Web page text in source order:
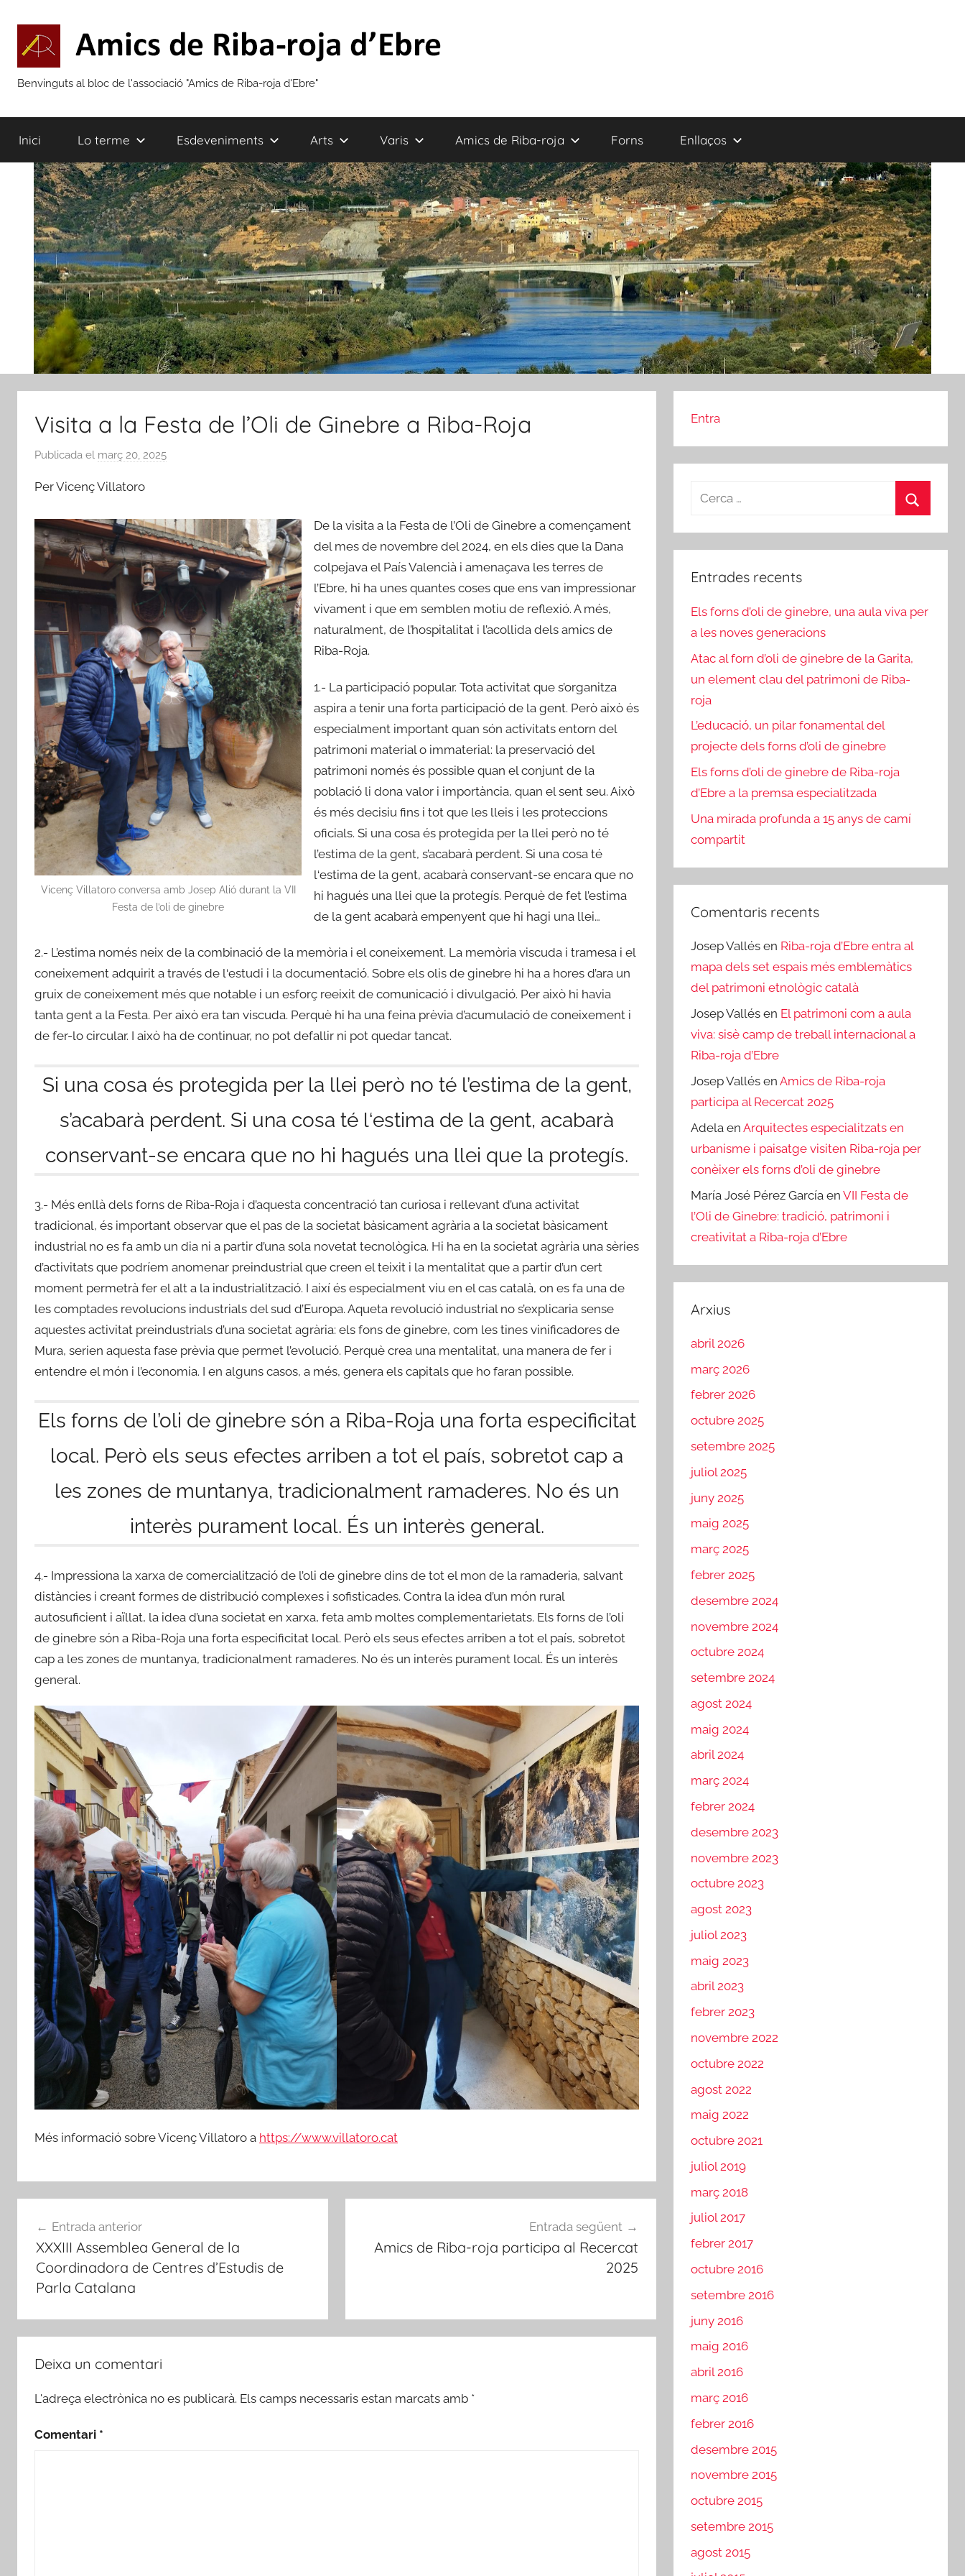
contingut
Amics
de
Riba-
roja
d'Ebre
Benvinguts al bloc de l'associació "Amics de Riba-roja d'Ebre"
Inici Lo terme Esdeveniments Arts Varis Amics de Riba-roja Forns Enllaços
Visita a la Festa de l’Oli de Ginebre a Riba-Roja
Publicada el març 20, 2025
m
i
c
s
e
R
i
b
a
o
a
d
'
b
r
e
Per Vicenç Villatoro
Vicenç Villatoro conversa amb Josep Alió durant la VII
Festa de l’oli de ginebre
De la visita a la Festa de l’Oli de Ginebre a començament
del mes de novembre del 2024, en els dies que la Dana
colpejava el País Valencià i amenaçava les terres de
l’Ebre, hi ha unes quantes coses que ens van impressionar
vivament i que em semblen motiu de reflexió. A més,
naturalment, de l’hospitalitat i l’acollida dels amics de
Riba-Roja.
1.- La participació popular. Tota activitat que s’organitza
aspira a tenir una forta participació de la gent. Però això és
especialment important quan són activitats entorn del
patrimoni material o immaterial: la preservació del
patrimoni només és possible quan el conjunt de la
població li dona valor i importància, quan el sent seu. Això
és més decisiu fins i tot que les lleis i les proteccions
oficials. Si una cosa és protegida per la llei però no té
l’estima de la gent, s’acabarà perdent. Si una cosa té
l‘estima de la gent, acabarà conservant-se encara que no
hi hagués una llei que la protegís. Perquè de fet l’estima
de la gent acabarà empenyent que hi hagi una llei…
2.- L’estima només neix de la combinació de la memòria i el coneixement. La memòria viscuda i tramesa i el
coneixement adquirit a través de l‘estudi i la documentació. Sobre els olis de ginebre hi ha a hores d’ara un
gruix de coneixement més que notable i un esforç reeixit de comunicació i divulgació. Per això hi havia
tanta gent a la Festa. Per això era tan viscuda. Perquè hi ha una feina prèvia d’acumulació de coneixement i
de fer-lo circular. I això ha de continuar, no pot defallir ni pot quedar tancat.
Si una cosa és protegida per la llei però no té l’estima de la gent,
s’acabarà perdent. Si una cosa té l‘estima de la gent, acabarà
conservant-se encara que no hi hagués una llei que la protegís.
3.- Més enllà dels forns de Riba-Roja i d’aquesta concentració tan curiosa i rellevant d’una activitat
tradicional, és important observar que el pas de la societat bàsicament agrària a la societat bàsicament
industrial no es fa amb un dia ni a partir d’una sola novetat tecnològica. Hi ha en la societat agrària una sèries
d’activitats que podríem anomenar preindustrial que creen el teixit i la mentalitat que a partir d’un cert
moment permetrà fer el alt a la industrialització. I així és especialment viu en el cas català, on es fa una de
les comptades revolucions industrials del sud d’Europa. Aqueta revolució industrial no s’explicaria sense
aquestes activitat preindustrials d’una societat agrària: els fons de ginebre, com les tines vinificadores de
Mura, serien aquesta fase prèvia que permet l’evolució. Perquè crea una mentalitat, una manera de fer i
entendre el món i l’economia. I en alguns casos, a més, genera els capitals que ho faran possible.
Els forns de l’oli de ginebre són a Riba-Roja una forta especificitat
local. Però els seus efectes arriben a tot el país, sobretot cap a
les zones de muntanya, tradicionalment ramaderes. No és un
interès purament local. És un interès general.
4.- Impressiona la xarxa de comercialització de l’oli de ginebre dins de tot el mon de la ramaderia, salvant
distàncies i creant formes de distribució complexes i sofisticades. Contra la idea d’un món rural
autosuficient i aïllat, la idea d’una societat en xarxa, feta amb moltes complementarietats. Els forns de l’oli
de ginebre són a Riba-Roja una forta especificitat local. Però els seus efectes arriben a tot el país, sobretot
cap a les zones de muntanya, tradicionalment ramaderes. No és un interès purament local. És un interès
general.
Més informació sobre Vicenç Villatoro a https://www.villatoro.cat
d'entrades
Entrada anterior
XXXIII Assemblea General de la
Coordinadora de Centres d’Estudis de
Parla Catalana
Entrada següent
Amics de Riba-roja participa al Recercat
2025
Deixa un comentari
L'adreça electrònica no es publicarà. Els camps necessaris estan marcats amb *
Comentari *
Entra
Cerca:
Entrades recents
Els forns d’oli de ginebre, una aula viva per
a les noves generacions
Atac al forn d’oli de ginebre de la Garita,
un element clau del patrimoni de Riba-
roja
L’educació, un pilar fonamental del
projecte dels forns d’oli de ginebre
Els forns d’oli de ginebre de Riba-roja
d’Ebre a la premsa especialitzada
Una mirada profunda a 15 anys de camí
compartit
Comentaris recents
Josep Vallés en Riba-roja d’Ebre entra al
mapa dels set espais més emblemàtics
del patrimoni etnològic català
Josep Vallés en El patrimoni com a aula
viva: sisè camp de treball internacional a
Riba-roja d’Ebre
Josep Vallés enAmics de Riba-roja
participa al Recercat 2025
Adela enArquitectes especialitzats en
urbanisme i paisatge visiten Riba-roja per
conèixer els forns d’oli de ginebre
María José Pérez García enVII Festa de
l’Oli de Ginebre: tradició, patrimoni i
creativitat a Riba-roja d’Ebre
Arxius
abril 2026
març 2026
febrer 2026
octubre 2025
setembre 2025
juliol 2025
juny 2025
maig 2025
març 2025
febrer 2025
desembre 2024
novembre 2024
octubre 2024
setembre 2024
agost 2024
maig 2024
abril 2024
març 2024
febrer 2024
desembre 2023
novembre 2023
octubre 2023
agost 2023
juliol 2023
maig 2023
abril 2023
febrer 2023
novembre 2022
octubre 2022
agost 2022
maig 2022
octubre 2021
juliol 2019
març 2018
juliol 2017
febrer 2017
octubre 2016
setembre 2016
juny 2016
maig 2016
abril 2016
març 2016
febrer 2016
desembre 2015
novembre 2015
octubre 2015
setembre 2015
agost 2015